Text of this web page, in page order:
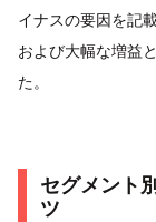
イナスの要因を記
および大幅な増益
た。
セグメント
ツ